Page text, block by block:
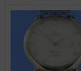
Heuer
Nardin